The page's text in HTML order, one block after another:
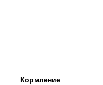
Кормление